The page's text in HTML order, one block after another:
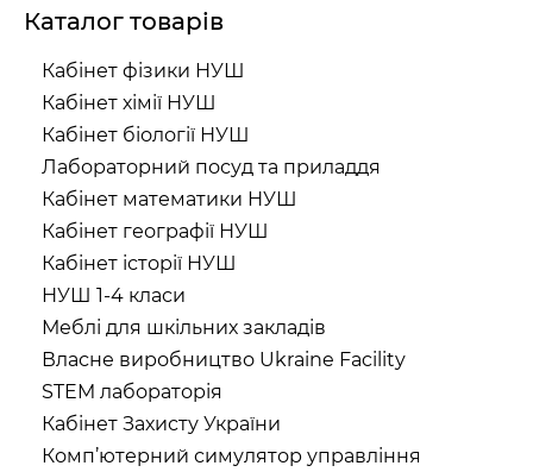
Каталог товарів
Кабінет фізики НУШ
Кабінет хімії НУШ
Кабінет біології НУШ
Лабораторний посуд та приладдя
Кабінет математики НУШ
Кабінет географії НУШ
Кабінет історії НУШ
НУШ 1-4 класи
Меблі для шкільних закладів
Власне виробництво Ukraine Facility
STEM лабораторія
Кабінет Захисту України
Комп’ютерний симулятор управління